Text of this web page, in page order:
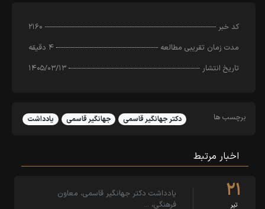
کد خبر
۲۱۶۰
مدت زمان تقریبی مطالعه
۴ دقیقه
تاریخ انتشار
۱۴۰۵/۰۳/۱۳
برچسب ها دکتر جهانگیر قاسمی جهانگیر قاسمی یادداشت
اخبار مرتبط
۲۱
تیر
یادداشت دکتر جهانگیر قاسمی، معاون
فرهنگی، …